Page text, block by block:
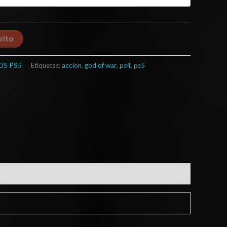
PS5 Etiquetas:accion, god of war, ps4, ps5